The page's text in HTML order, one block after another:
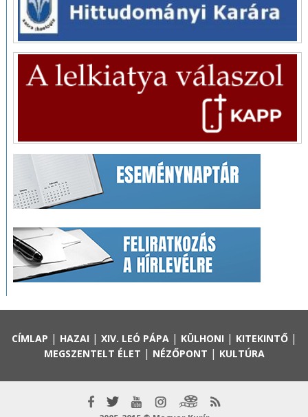
CÍMLAP | HAZAI | XIV. LEÓ PÁPA| KÜLHONI | KITEKINTŐ|
MEGSZENTELT ÉLET | NÉZŐPONT | KULTÚRA